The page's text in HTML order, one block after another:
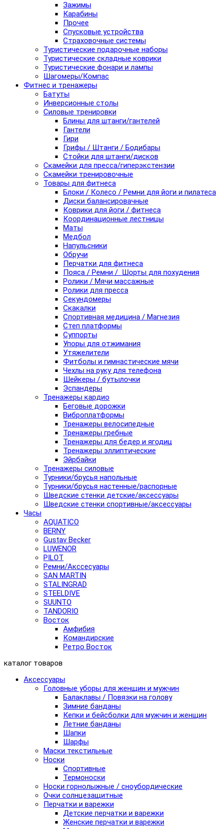
Зажимы
Карабины
Прочее
Спусковые устройства
Страховочные системы
Туристические подарочные наборы
Туристические складные коврики
Туристические фонари и лампы
Шагомеры/Компас
Фитнес и тренажеры
Батуты
Инверсионные столы
Силовые тренировки
Блины для штанги/гантелей
Гантели
Гири
Грифы / Штанги / Бодибары
Стойки для штанги/дисков
Скамейки для пресса/гиперэкстензии
Скамейки тренировочные
Товары для фитнеса
Блоки / Колесо / Ремни для йоги и пилатеса
Диски балансировачные
Коврики для йоги / фитнеса
Координационные лестницы
Маты
Медбол
Напульсники
Обручи
Перчатки для фитнеса
Пояса / Ремни / Шорты для похудения
Ролики / Мячи массажные
Ролики для пресса
Секундомеры
Скакалки
Спортивная медицина / Магнезия
Степ платформы
Суппорты
Упоры для отжимания
Утяжелители
Фитболы и гимнастические мячи
Чехлы на руку для телефона
Шейкеры / бутылочки
Эспандеры
Тренажеры кардио
Беговые дорожки
Виброплатформы
Тренажеры велосипедные
Тренажеры гребные
Тренажеры для бедер и ягодиц
Тренажеры эллиптические
Эйрбайки
Тренажеры силовые
Турники/брусья напольные
Турники/брусья настенные/распорные
Шведские стенки детские/аксессуары
Шведские стенки спортивные/аксессуары
Часы
AQUATICO
BERNY
Gustav Becker
LUWENOR
PILOT
Pемни/Акссесуары
SAN MARTIN
STALINGRAD
STEELDIVE
SUUNTO
TANDORIO
Восток
Амфибия
Командирские
Ретро Восток
каталог товаров
Аксессуары
Головные уборы для женщин и мужчин
Балаклавы / Повязки на голову
Зимние банданы
Кепки и бейсболки для мужчин и женщин
Летние банданы
Шапки
Шарфы
Маски текстильные
Носки
Спортивные
Термоноски
Носки горнолыжные / сноубордические
Очки солнцезащитные
Перчатки и варежки
Детские перчатки и варежки
Женские перчатки и варежки